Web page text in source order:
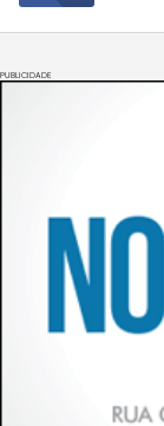
PUBLICIDADE